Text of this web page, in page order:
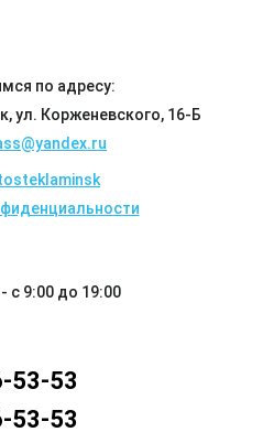
по адресу:
ул. Корженевского, 16-Б
с 9:00 до 19:00
53-53
53-53